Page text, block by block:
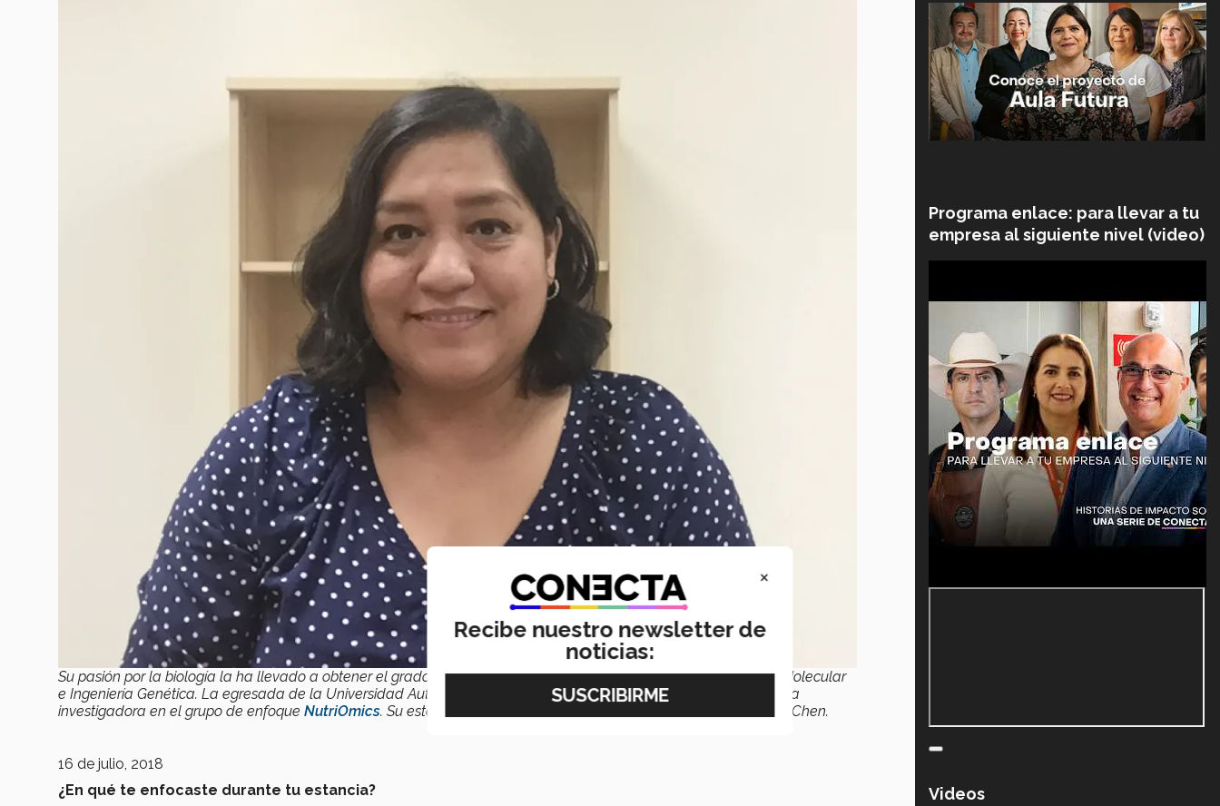
Su pasión por la biología la ha llevado a obtener el grado de doctora en Inmunología y de maestría en Biología Molecular
e Ingeniería Genética. La egresada de la Universidad Autónoma de Nuevo León (UANL) actualmente es profesora
investigadora en el grupo de enfoque NutriOmics. Su estancia en fue realizada en el laboratorio de William Chen.
16 de julio, 2018
¿En qué te enfocaste durante tu estancia?
Programa enlace: para llevar a tu
empresa al siguiente nivel (video)
Videos
×
Recibe nuestro newsletter de
noticias: